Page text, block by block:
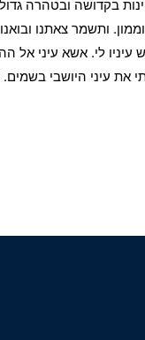
בקדושה ובטהרה
ותשמר צאתנו
לי. אשא עיני אל
עיני היושבי